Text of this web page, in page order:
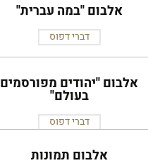
אלבום ''במה עברית''
דברי דפוס
אלבום ''יהודים מפורסמים
בעולם''
דברי דפוס
אלבום תמונות